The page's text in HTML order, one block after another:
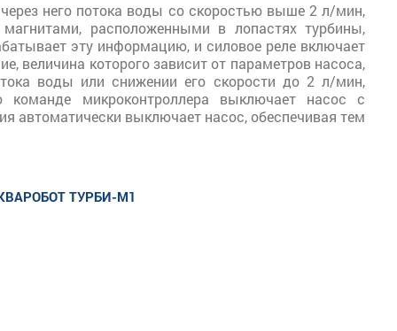
него потока воды со скоростью выше 2 л/мин,
расположенными в лопастях турбины,
эту информацию, и силовое реле включает
величина которого зависит от параметров насоса,
воды или снижении его скорости до 2 л/мин,
микроконтроллера выключает насос с
автоматически выключает насос, обеспечивая тем
ТУРБИ-M1